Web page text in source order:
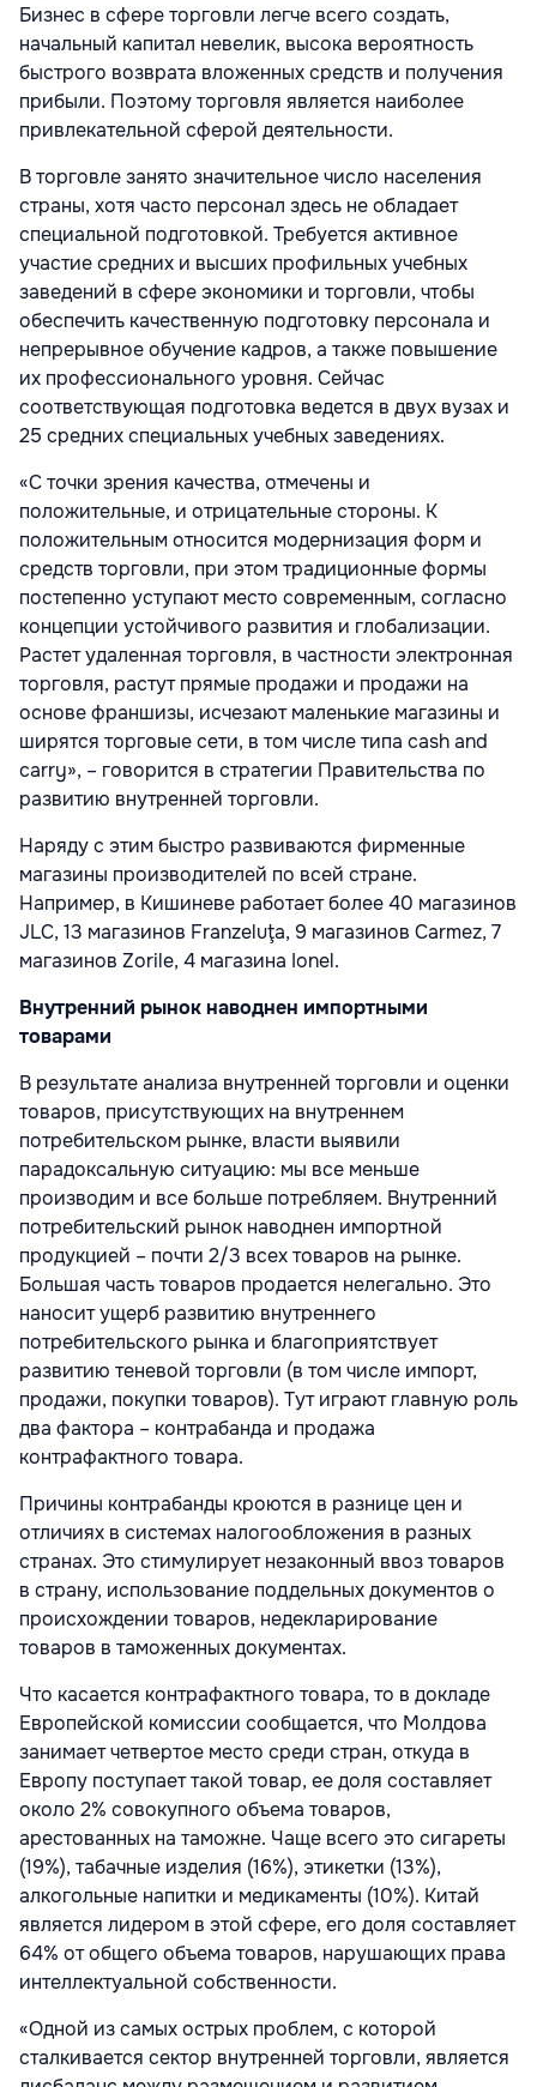
Бизнес в сфере торговли легче всего создать,
начальный капитал невелик, высока вероятность
быстрого возврата вложенных средств и получения
прибыли. Поэтому торговля является наиболее
привлекательной сферой деятельности.
В торговле занято значительное число населения
страны, хотя часто персонал здесь не обладает
специальной подготовкой. Требуется активное
участие средних и высших профильных учебных
заведений в сфере экономики и торговли, чтобы
обеспечить качественную подготовку персонала и
непрерывное обучение кадров, а также повышение
их профессионального уровня. Сейчас
соответствующая подготовка ведется в двух вузах и
25 средних специальных учебных заведениях.
«С точки зрения качества, отмечены и
положительные, и отрицательные стороны. К
положительным относится модернизация форм и
средств торговли, при этом традиционные формы
постепенно уступают место современным, согласно
концепции устойчивого развития и глобализации.
Растет удаленная торговля, в частности электронная
торговля, растут прямые продажи и продажи на
основе франшизы, исчезают маленькие магазины и
ширятся торговые сети, в том числе типа cash and
carry», – говорится в стратегии Правительства по
развитию внутренней торговли.
Наряду с этим быстро развиваются фирменные
магазины производителей по всей стране.
Например, в Кишиневе работает более 40 магазинов
JLC, 13 магазинов Franzeluţa, 9 магазинов Carmez, 7
магазинов Zorile, 4 магазина Ionel.
Внутренний рынок наводнен импортными
товарами
В результате анализа внутренней торговли и оценки
товаров, присутствующих на внутреннем
потребительском рынке, власти выявили
парадоксальную ситуацию: мы все меньше
производим и все больше потребляем. Внутренний
потребительский рынок наводнен импортной
продукцией – почти 2/3 всех товаров на рынке.
Большая часть товаров продается нелегально. Это
наносит ущерб развитию внутреннего
потребительского рынка и благоприятствует
развитию теневой торговли (в том числе импорт,
продажи, покупки товаров). Тут играют главную роль
два фактора – контрабанда и продажа
контрафактного товара.
Причины контрабанды кроются в разнице цен и
отличиях в системах налогообложения в разных
странах. Это стимулирует незаконный ввоз товаров
в страну, использование поддельных документов о
происхождении товаров, недекларирование
товаров в таможенных документах.
Что касается контрафактного товара, то в докладе
Европейской комиссии сообщается, что Молдова
занимает четвертое место среди стран, откуда в
Европу поступает такой товар, ее доля составляет
около 2% совокупного объема товаров,
арестованных на таможне. Чаще всего это сигареты
(19%), табачные изделия (16%), этикетки (13%),
алкогольные напитки и медикаменты (10%). Китай
является лидером в этой сфере, его доля составляет
64% от общего объема товаров, нарушающих права
интеллектуальной собственности.
«Одной из самых острых проблем, с которой
сталкивается сектор внутренней торговли, является